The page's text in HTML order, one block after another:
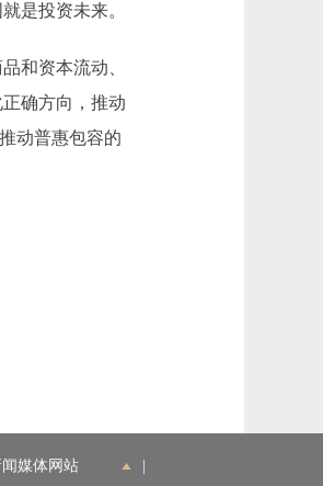
是投资未来。
和资本流动、
确方向，推动
动普惠包容的
闻媒体网站